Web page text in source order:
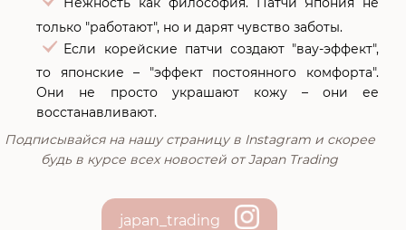
только "работают", но и дарят чувство заботы.
Если корейские патчи создают "вау-эффект",
то японские – "эффект постоянного комфорта".
Они не просто украшают кожу – они ее
восстанавливают.
Подписывайся на нашу страницу в Іnstagram и скорее
будь в курсе всех новостей от Japan Trading
japan_trading